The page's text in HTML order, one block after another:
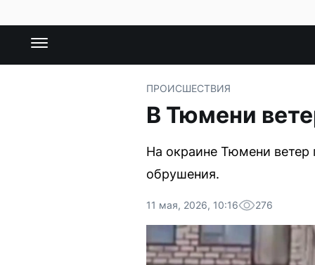
ПРОИСШЕСТВИЯ
В Тюмени
На окраине Тюмени ветер
обрушения.
11 мая, 2026, 10:16 276